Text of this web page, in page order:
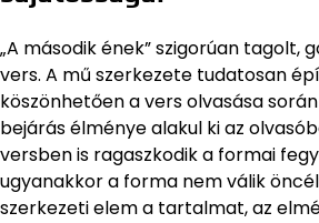
„A második ének” szigorúan tagolt,
vers. A mű szerkezete tudatosan
köszönhetően a vers olvasása
bejárás élménye alakul ki az
versben is ragaszkodik a formai
ugyanakkor a forma nem válik
szerkezeti elem a tartalmat, az